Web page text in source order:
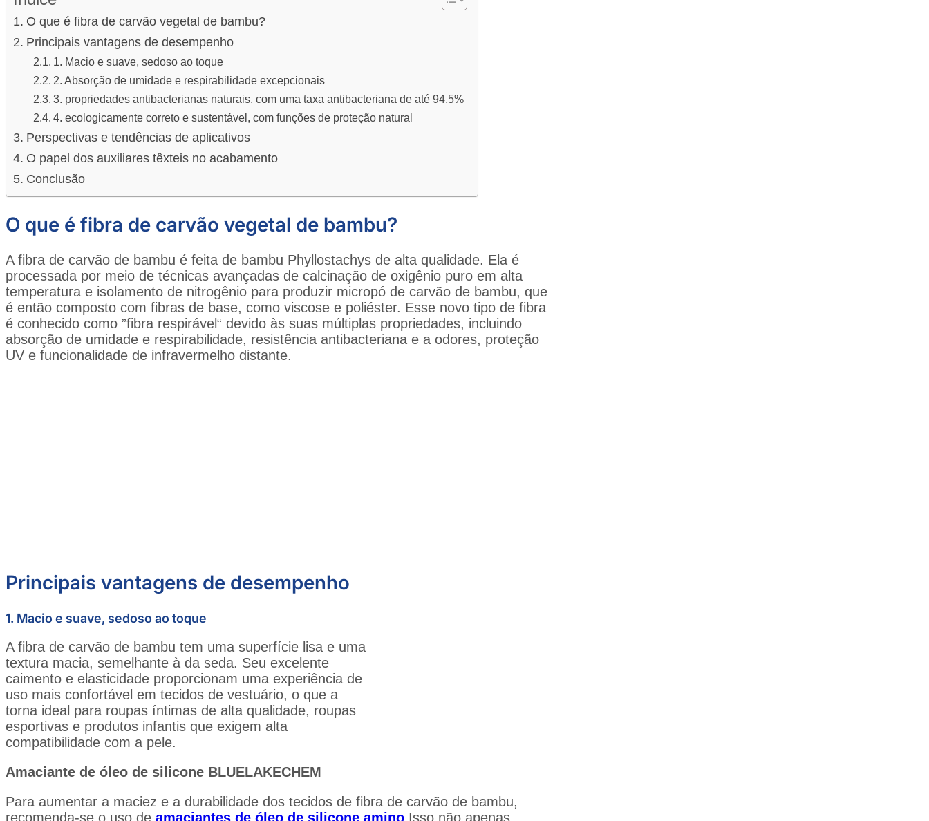
O que é fibra de carvão vegetal de bambu?
Principais vantagens de desempenho
1. Macio e suave, sedoso ao toque
2. Absorção de umidade e respirabilidade excepcionais
3. propriedades antibacterianas naturais, com uma taxa antibacteriana de até 94,5%
4. ecologicamente correto e sustentável, com funções de proteção natural
Perspectivas e tendências de aplicativos
O papel dos auxiliares têxteis no acabamento
Conclusão
O que é fibra de carvão vegetal de bambu?
A fibra de carvão de bambu é feita de bambu Phyllostachys de alta qualidade. Ela é
processada por meio de técnicas avançadas de calcinação de oxigênio puro em alta
temperatura e isolamento de nitrogênio para produzir micropó de carvão de bambu, que
é então composto com fibras de base, como viscose e poliéster. Esse novo tipo de fibra
é conhecido como ”fibra respirável“ devido às suas múltiplas propriedades, incluindo
absorção de umidade e respirabilidade, resistência antibacteriana e a odores, proteção
UV e funcionalidade de infravermelho distante.
Principais vantagens de desempenho
1. Macio e suave, sedoso ao toque
A fibra de carvão de bambu tem uma superfície lisa e uma
textura macia, semelhante à da seda. Seu excelente
caimento e elasticidade proporcionam uma experiência de
uso mais confortável em tecidos de vestuário, o que a
torna ideal para roupas íntimas de alta qualidade, roupas
esportivas e produtos infantis que exigem alta
compatibilidade com a pele.
Amaciante de óleo de silicone BLUELAKECHEM
Para aumentar a maciez e a durabilidade dos tecidos de fibra de carvão de bambu,
recomenda-se o uso de amaciantes de óleo de silicone amino Isso não apenas